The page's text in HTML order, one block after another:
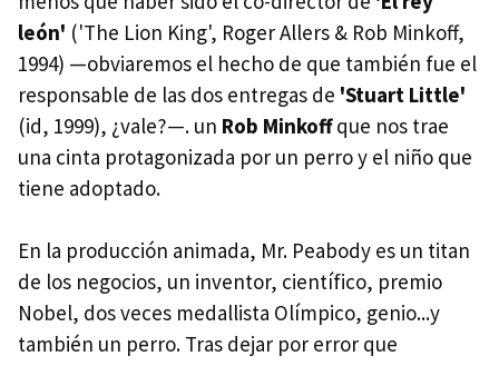
león' ('The Lion King', Roger Allers & Rob Minkoff,
1994) —obviaremos el hecho de que también fue el
responsable de las dos entregas de 'Stuart Little'
(id, 1999), ¿vale?—. un Rob Minkoffque nos trae
una cinta protagonizada por un perro y el niño que
tiene adoptado.
En la producción animada, Mr. Peabody es un titan
de los negocios, un inventor, científico, premio
Nobel, dos veces medallista Olímpico, genio...y
también un perro. Tras dejar por error que